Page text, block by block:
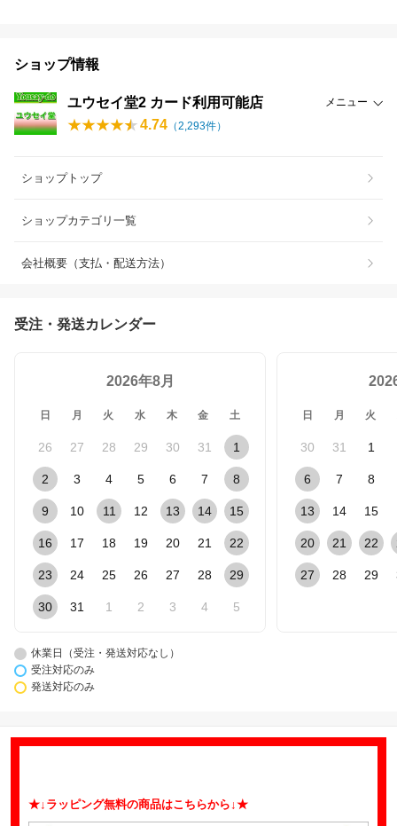
ショップ情報
ユウセイ堂2 カード利用可能店 メニュー
4.74 （2,293件）
ショップトップ
ショップカテゴリ一覧
会社概要（支払・配送方法）
受注・発送カレンダー
2026年8月
日 月 火 水 木 金 土
26 27 28 29 30 31 1
2 3 4 5 6 7 8
9 10 11 12 13 14 15
16 17 18 19 20 21 22
23 24 25 26 27 28 29
30 31 1 2 3 4 5
日 月 火
30 31 1
6 7 8
13 14 15
20 21 22
27 28 29
休業日（受注・発送対応なし）
受注対応のみ
発送対応のみ
★↓ラッピング無料の商品はこちらから↓★